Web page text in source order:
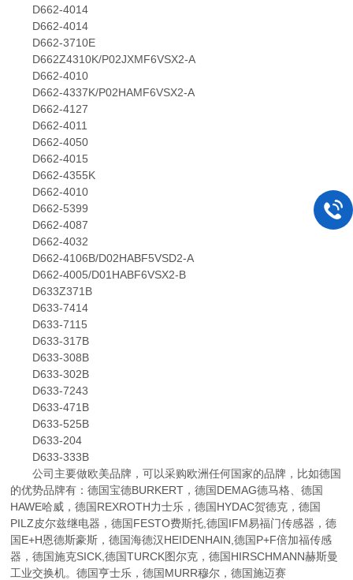
D662-4014
D662-4014
D662-3710E
D662Z4310K/P02JXMF6VSX2-A
D662-4010
D662-4337K/P02HAMF6VSX2-A
D662-4127
D662-4011
D662-4050
D662-4015
D662-4355K
D662-4010
D662-5399
D662-4087
D662-4032
D662-4106B/D02HABF5VSD2-A
D662-4005/D01HABF6VSX2-B
D633Z371B
D633-7414
D633-7115
D633-317B
D633-308B
D633-302B
D633-7243
D633-471B
D633-525B
D633-204
D633-333B
公司主要做欧美品牌，可以采购欧洲任何国家的品牌，比如德国
的优势品牌有：德国宝德BURKERT，德国DEMAG德马格、德国
HAWE哈威，德国REXROTH力士乐，德国HYDAC贺德克，德国
PILZ皮尔兹继电器，德国FESTO费斯托,德国IFM易福门传感器，德
国E+H恩德斯豪斯，德国海德汉HEIDENHAIN,德国P+F倍加福传感
器，德国施克SICK,德国TURCK图尔克，德国HIRSCHMANN赫斯曼
工业交换机。德国亨士乐，德国MURR穆尔，德国施迈赛